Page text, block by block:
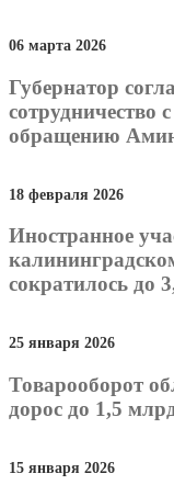
06 марта 2026
Губернатор
сотрудничество
обращению
18 февраля 2026
Иностранное
сократилось до
25 января 2026
Товарооборот
дорос до 1,5
15 января 2026